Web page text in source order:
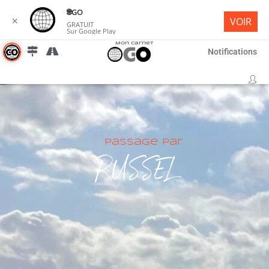
Mon Carnet
Notifications
Passage par
RUSSEL
✕
🌐︎GO
GRATUIT
Sur Google Play
VOIR